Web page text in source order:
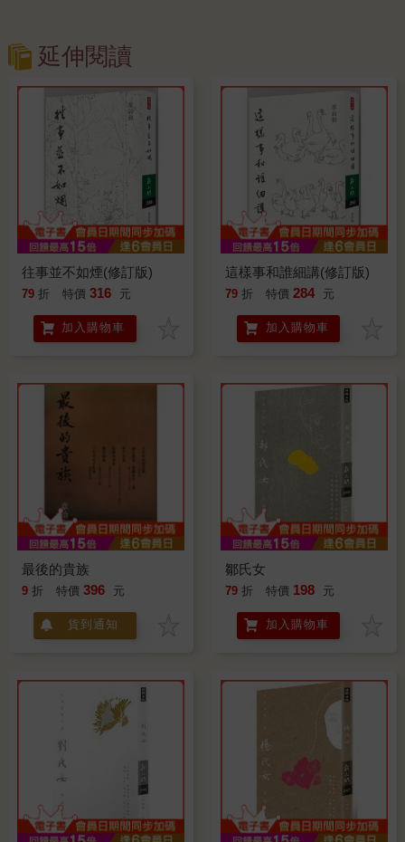
延伸閱讀
往事並不如煙(修訂版)
79 折 特價 316 元
加入購物車
這樣事和誰細講(修訂版)
79 折 特價 284 元
加入購物車
最後的貴族
9 折 特價 396 元
貨到通知
鄒氏女
79 折 特價 198 元
加入購物車